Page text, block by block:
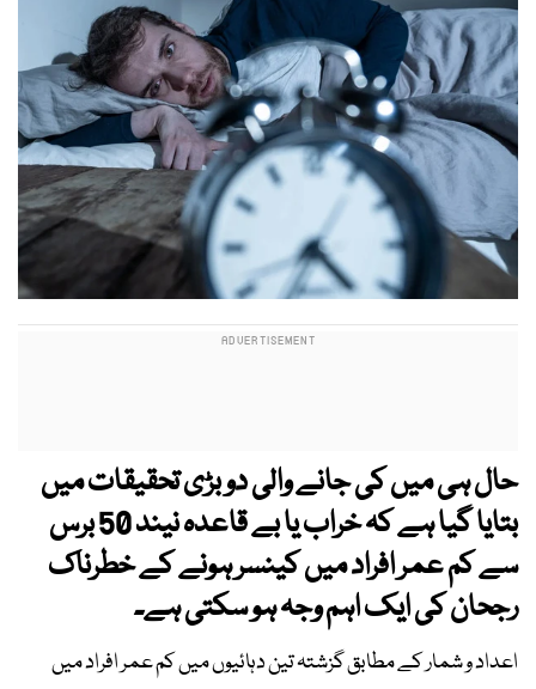
حال ہی میں کی جانے والی دو بڑی تحقیقات میں
بتایا گیا ہے کہ خراب یا بے قاعدہ نیند 50 برس
سے کم عمر افراد میں کینسر ہونے کے خطرناک
رجحان کی ایک اہم وجہ ہو سکتی ہے۔
اعداد و شمار کے مطابق گزشتہ تین دہائیوں میں کم عمر افراد میں